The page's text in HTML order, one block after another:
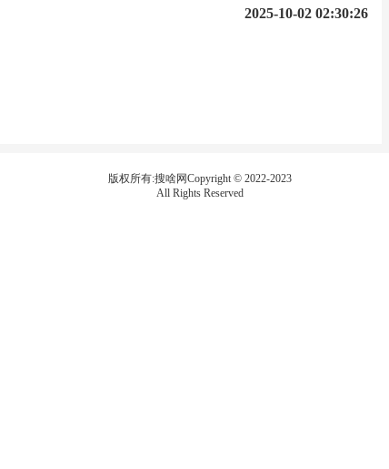
2025-10-02 02:30:26
版权所有:搜啥网Copyright © 2022-2023
All Rights Reserved